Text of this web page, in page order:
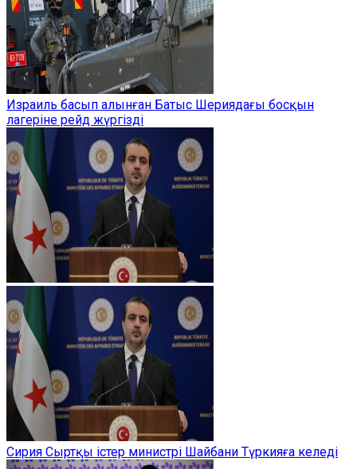
Израиль басып алынған Батыс Шериядағы босқын
лагеріне рейд жүргізді
Сирия Сыртқы істер министрі Шайбани Түркияға келеді